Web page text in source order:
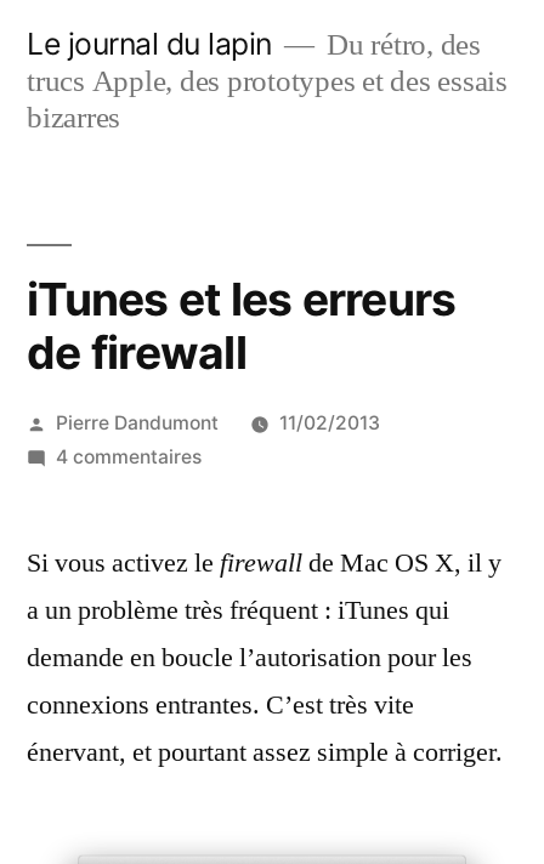
contenu
Le journal du lapin
Du rétro, des
trucs Apple, des prototypes et des essais
bizarres
iTunes et les erreurs
de firewall
Publié
par
Pierre Dandumont
11/02/2013
4 commentairessur
les
de
firewall
Si vous activez le firewallde Mac OS X, il y
a un problème très fréquent : iTunes qui
demande en boucle l’autorisation pour les
connexions entrantes. C’est très vite
énervant, et pourtant assez simple à corriger.